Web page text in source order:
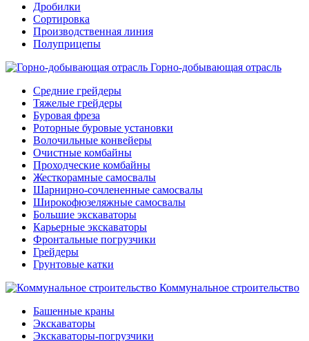
Дробилки
Сортировка
Производственная линия
Полуприцепы
Горно-добывающая отрасль
Средние грейдеры
Тяжелые грейдеры
Буровая фреза
Роторные буровые установки
Волочильные конвейеры
Очистные комбайны
Проходческие комбайны
Жесткорамные самосвалы
Шарнирно-сочлененные самосвалы
Широкофюзеляжные самосвалы
Большие экскаваторы
Карьерные экскаваторы
Фронтальные погрузчики
Грейдеры
Грунтовые катки
Коммунальное строительство
Башенные краны
Экскаваторы
Экскаваторы-погрузчики